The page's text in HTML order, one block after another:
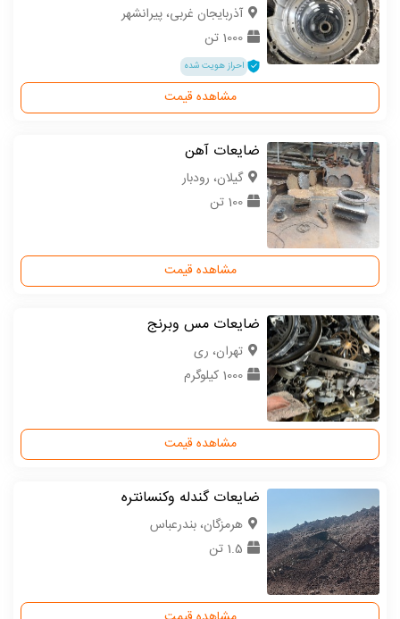
آذربایجان غربی، پیرانشهر
1000 تن
احراز هویت شده
مشاهده قیمت
ضایعات آهن
گیلان، رودبار
100 تن
مشاهده قیمت
ضایعات مس وبرنج
تهران، ری
1000 کیلوگرم
مشاهده قیمت
ضایعات گندله و‌کنسانتره
هرمزگان، بندرعباس
1.5 تن